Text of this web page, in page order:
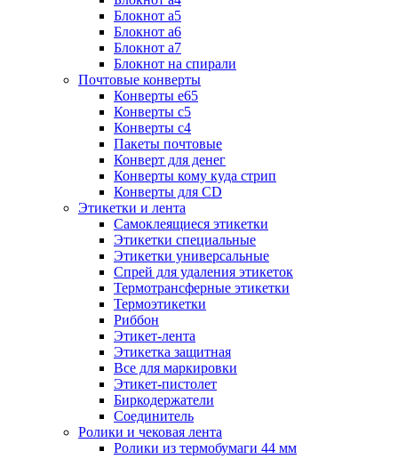
Блокнот а5
Блокнот а6
Блокнот а7
Блокнот на спирали
Почтовые конверты
Конверты е65
Конверты с5
Конверты с4
Пакеты почтовые
Конверт для денег
Конверты кому куда стрип
Конверты для CD
Этикетки и лента
Самоклеящиеся этикетки
Этикетки специальные
Этикетки универсальные
Спрей для удаления этикеток
Термотрансферные этикетки
Термоэтикетки
Риббон
Этикет-лента
Этикетка защитная
Все для маркировки
Этикет-пистолет
Биркодержатели
Соединитель
Ролики и чековая лента
Ролики из термобумаги 44 мм